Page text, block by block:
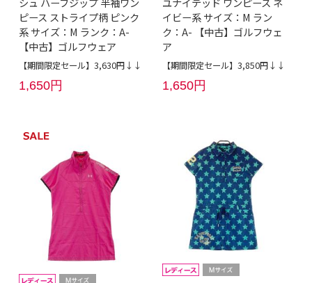
ピース ストライプ柄 ピンク
系 サイズ：M ランク：A-
【中古】ゴルフウェア
【期間限定セール】3,630円↓↓
1,650円
イビー系 サイズ：M ラン
ク：A- 【中古】ゴルフウェ
ア
【期間限定セール】3,850円↓↓
1,650円